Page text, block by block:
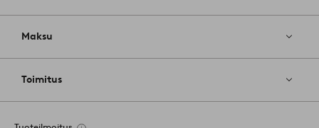
Maksu
Toimitus